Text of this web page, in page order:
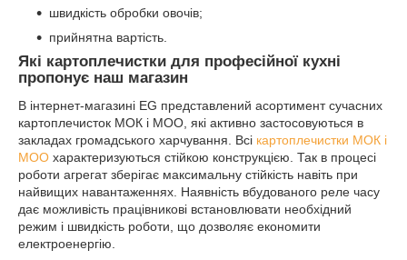
швидкість обробки овочів;
прийнятна вартість.
Які картоплечистки для професійної кухні
пропонує наш магазин
В інтернет-магазині EG представлений асортимент сучасних
картоплечисток МОК і МОО, які активно застосовуються в
закладах громадського харчування. Всі картоплечистки МОК і
МОО характеризуються стійкою конструкцією. Так в процесі
роботи агрегат зберігає максимальну стійкість навіть при
найвищих навантаженнях. Наявність вбудованого реле часу
дає можливість працівникові встановлювати необхідний
режим і швидкість роботи, що дозволяє економити
електроенергію.